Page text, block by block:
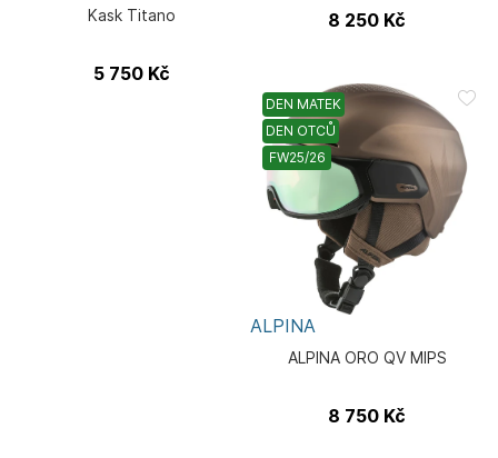
Kask Titano
5 750 Kč
8 250 Kč
DEN MATEK
DEN OTCŮ
FW25/26
ALPINA
ALPINA ORO QV MIPS
8 750 Kč